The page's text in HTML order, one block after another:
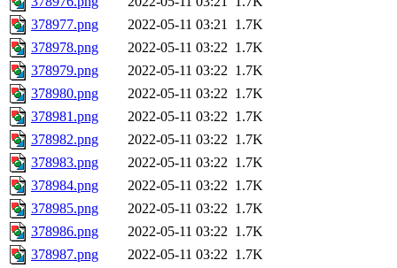
378977.png
2022-05-11 03:21 1.7K
378978.png
2022-05-11 03:22 1.7K
378979.png
2022-05-11 03:22 1.7K
378980.png
2022-05-11 03:22 1.7K
378981.png
2022-05-11 03:22 1.7K
378982.png
2022-05-11 03:22 1.7K
378983.png
2022-05-11 03:22 1.7K
378984.png
2022-05-11 03:22 1.7K
378985.png
2022-05-11 03:22 1.7K
378986.png
2022-05-11 03:22 1.7K
378987.png
2022-05-11 03:22 1.7K